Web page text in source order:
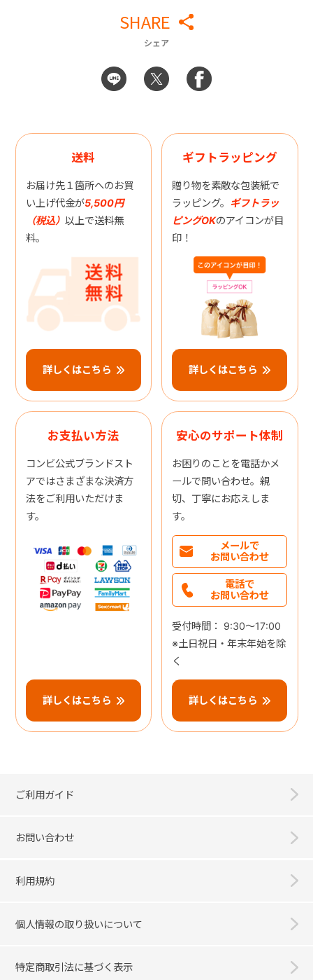
SHARE
シェア
送料
お届け先１箇所へのお買
い上げ代金が5,500円
（税込） 以上で送料無
料。
詳しくはこちら
ギフトラッピング
贈り物を素敵な包装紙で
ラッピング。 ギフトラッ
ピングOKのアイコンが目
印！
詳しくはこちら
お支払い方法
コンビ公式ブランドスト
アではさまざまな決済方
法をご利用いただけま
す。
詳しくはこちら
安心のサポート体制
お困りのことを電話かメ
ールで問い合わせ。親
切、丁寧にお応えしま
す。
メールで
お問い合わせ
電話で
お問い合わせ
受付時間： 9:30～17:00
※土日祝日・年末年始を除
く
詳しくはこちら
ご利用ガイド
お問い合わせ
利用規約
個人情報の取り扱いについて
特定商取引法に基づく表示